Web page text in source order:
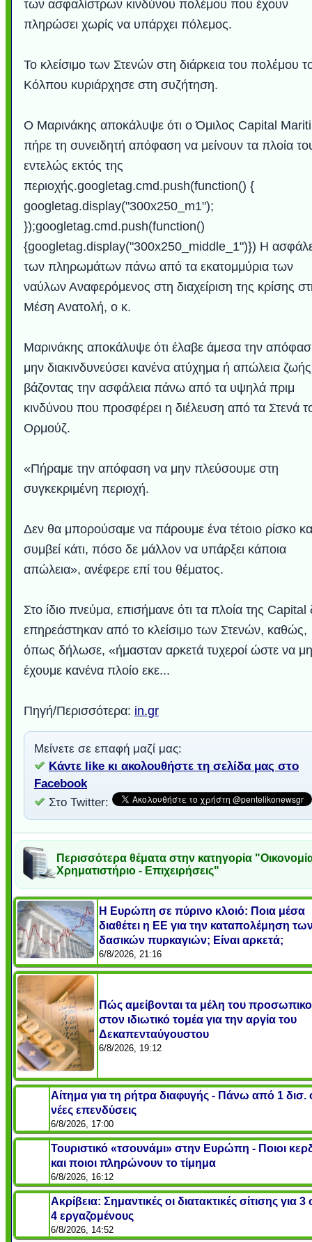
των ασφαλίστρων κινδύνου πολέμου που έχουν
πληρώσει χωρίς να υπάρχει πόλεμος.
Το κλείσιμο των Στενών στη διάρκεια του πολέμου
Κόλπου κυριάρχησε στη συζήτηση.
Ο Μαρινάκης αποκάλυψε ότι ο Όμιλος Capital
πήρε τη συνειδητή απόφαση να μείνουν τα πλοία
εντελώς εκτός της
περιοχής.googletag.cmd.push(function() {
googletag.display("300x250_m1");
});googletag.cmd.push(function()
{googletag.display("300x250_middle_1")}) Η
των πληρωμάτων πάνω από τα εκατομμύρια των
ναύλων Αναφερόμενος στη διαχείριση της κρίσης
Μέση Ανατολή, ο κ.
Μαρινάκης αποκάλυψε ότι έλαβε άμεσα την
μην διακινδυνεύσει κανένα ατύχημα ή απώλεια
βάζοντας την ασφάλεια πάνω από τα υψηλά πριμ
κινδύνου που προσφέρει η διέλευση από τα Στενά
Ορμούζ.
«Πήραμε την απόφαση να μην πλεύσουμε στη
συγκεκριμένη περιοχή.
Δεν θα μπορούσαμε να πάρουμε ένα τέτοιο ρίσκο
συμβεί κάτι, πόσο δε μάλλον να υπάρξει κάποια
απώλεια», ανέφερε επί του θέματος.
Στο ίδιο πνεύμα, επισήμανε ότι τα πλοία της Capital
επηρεάστηκαν από το κλείσιμο των Στενών, καθώς,
όπως δήλωσε, «ήμασταν αρκετά τυχεροί ώστε να
έχουμε κανένα πλοίο εκε...
Πηγή/Περισσότερα: in.gr
Μείνετε σε επαφή μαζί μας:
Κάντε like κι ακολουθήστε τη σελίδα μας στο
Facebook
Στο Twitter:
Περισσότερα θέματα στην κατηγορία
Χρηματιστήριο - Επιχειρήσεις"
Η Ευρώπη σε πύρινο κλοιό: Ποια μέσα
διαθέτει η ΕΕ για την καταπολέμηση
δασικών πυρκαγιών; Είναι αρκετά;
6/8/2026, 21:16
Πώς αμείβονται τα μέλη του
στον ιδιωτικό τομέα για την αργία του
Δεκαπενταύγουστου
6/8/2026, 19:12
Αίτημα για τη ρήτρα διαφυγής - Πάνω από 1 δισ.
νέες επενδύσεις
6/8/2026, 17:00
Τουριστικό «τσουνάμι» στην Ευρώπη - Ποιοι
και ποιοι πληρώνουν το τίμημα
6/8/2026, 16:12
Ακρίβεια: Σημαντικές οι διατακτικές σίτισης για 3
4 εργαζομένους
6/8/2026, 14:52